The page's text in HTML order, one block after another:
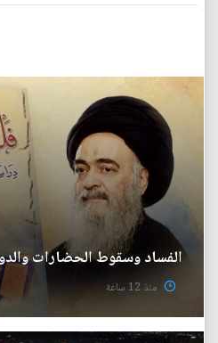
الفساد وسقوط الحضارات
منذ 12 ساعة